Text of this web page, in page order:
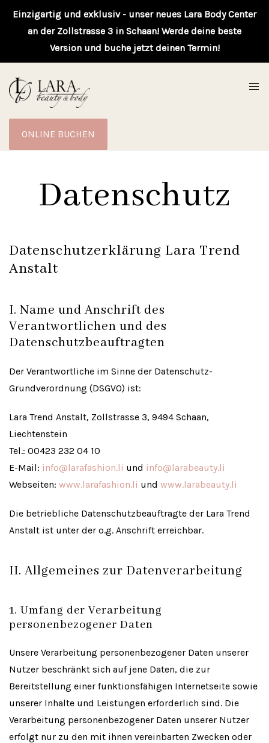
Einzigartig und exklusiv - unser neues Lara Body Center
an der Zollstrasse 3 in Schaan! Werde deine beste
Version und buche jetzt deinen Termin!
ONLINE BUCHEN
Datenschutz
Datenschutzerklärung Lara Trend
Anstalt
I. Name und Anschrift des
Verantwortlichen und des
Datenschutzbeauftragten
Der Verantwortliche im Sinne der Datenschutz-
Grundverordnung (DSGVO) ist:
Lara Trend Anstalt, Zollstrasse 3, 9494 Schaan,
Liechtenstein
Tel.: 00423 232 04 10
E-Mail: info@larafashion.li und info@larabeauty.li
Webseiten: www.larafashion.li und www.larabeauty.li
Die betriebliche Datenschutzbeauftragte der Lara Trend
Anstalt ist unter der o.g. Anschrift erreichbar.
II. Allgemeines zur Datenverarbeitung
1. Umfang der Verarbeitung
personenbezogener Daten
Unsere Verarbeitung personenbezogener Daten unserer
Nutzer beschränkt sich auf jene Daten, die zur
Bereitstellung einer funktionsfähigen Internetseite sowie
unserer Inhalte und Leistungen erforderlich sind. Die
Verarbeitung personenbezogener Daten unserer Nutzer
erfolgt nur zu den mit ihnen vereinbarten Zwecken oder